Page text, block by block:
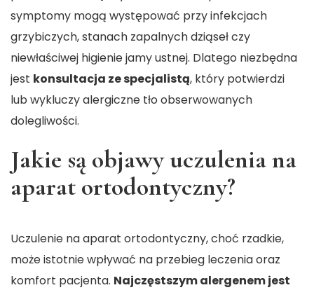
symptomy mogą występować przy infekcjach
grzybiczych, stanach zapalnych dziąseł czy
niewłaściwej higienie jamy ustnej. Dlatego niezbędna
jest konsultacja ze specjalistą, który potwierdzi
lub wykluczy alergiczne tło obserwowanych
dolegliwości.
Jakie są objawy uczulenia na
aparat ortodontyczny?
Uczulenie na aparat ortodontyczny, choć rzadkie,
może istotnie wpływać na przebieg leczenia oraz
komfort pacjenta. Najczęstszym alergenem jest